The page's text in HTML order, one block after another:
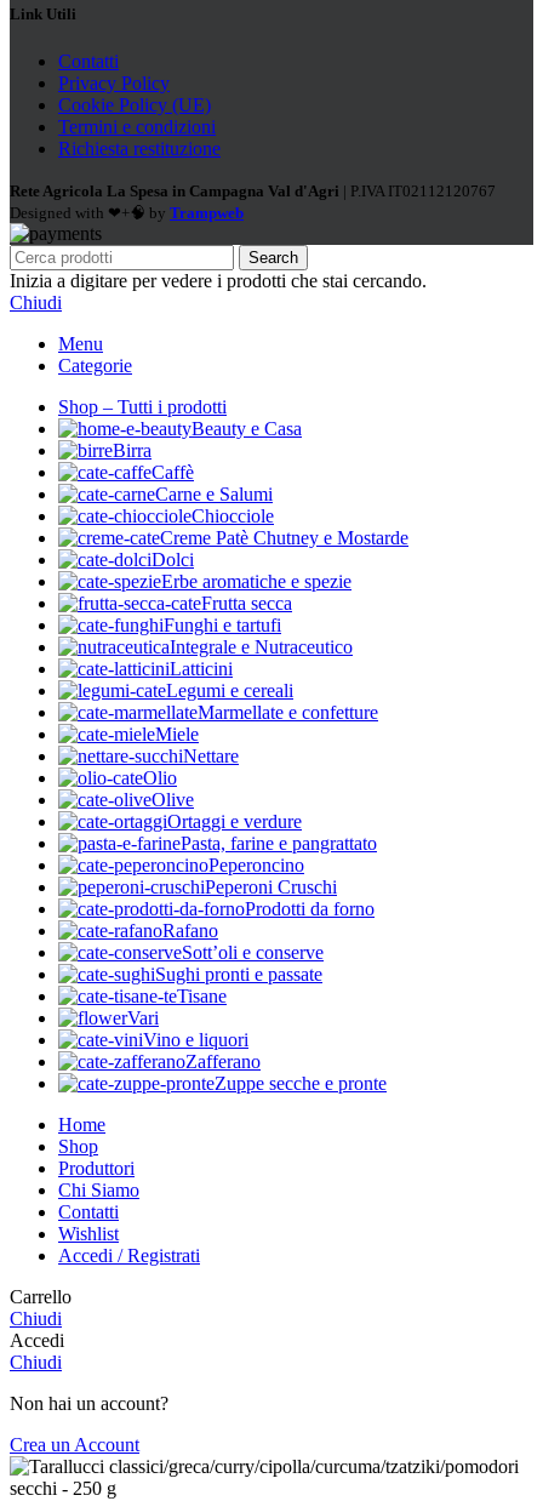
Link Utili
Contatti
Privacy Policy
Cookie Policy (UE)
Termini e condizioni
Richiesta restituzione
Rete Agricola La Spesa in Campagna Val d'Agri | P.IVA IT02112120767
Designed with ❤+🧠 by Trampweb
Search
Inizia a digitare per vedere i prodotti che stai cercando.
Chiudi
Menu
Categorie
Shop – Tutti i prodotti
Beauty e Casa
Birra
Caffè
Carne e Salumi
Chiocciole
Creme Patè Chutney e Mostarde
Dolci
Erbe aromatiche e spezie
Frutta secca
Funghi e tartufi
Integrale e Nutraceutico
Latticini
Legumi e cereali
Marmellate e confetture
Miele
Nettare
Olio
Olive
Ortaggi e verdure
Pasta, farine e pangrattato
Peperoncino
Peperoni Cruschi
Prodotti da forno
Rafano
Sott’oli e conserve
Sughi pronti e passate
Tisane
Vari
Vino e liquori
Zafferano
Zuppe secche e pronte
Home
Shop
Produttori
Chi Siamo
Contatti
Wishlist
Accedi / Registrati
Carrello
Chiudi
Accedi
Chiudi
Non hai un account?
Crea un Account